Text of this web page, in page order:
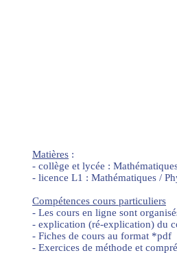
Matières :
- collège et lycée :
- licence L1 : Mathématiques /
Compétences cours particuliers
- Les cours en ligne sont
- explication (ré-explication) du
- Fiches de cours au format *pdf
- Exercices de méthode et